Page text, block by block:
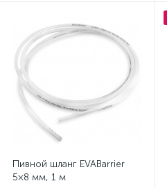
Пивной шланг EVABarrier
5×8 мм, 1 м